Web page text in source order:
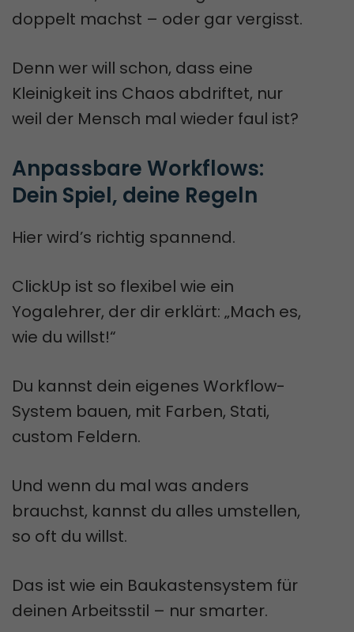
doppelt machst – oder gar vergisst.
Denn wer will schon, dass eine
Kleinigkeit ins Chaos abdriftet, nur
weil der Mensch mal wieder faul ist?
Anpassbare Workflows:
Dein Spiel, deine Regeln
Hier wird’s richtig spannend.
ClickUp ist so flexibel wie ein
Yogalehrer, der dir erklärt: „Mach es,
wie du willst!“
Du kannst dein eigenes Workflow-
System bauen, mit Farben, Stati,
custom Feldern.
Und wenn du mal was anders
brauchst, kannst du alles umstellen,
so oft du willst.
Das ist wie ein Baukastensystem für
deinen Arbeitsstil – nur smarter.